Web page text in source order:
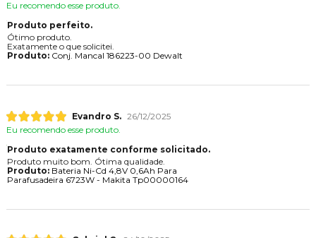
Eu recomendo esse produto.
Produto perfeito.
Ótimo produto.
Exatamente o que solicitei.
Produto:Conj. Mancal 186223-00 Dewalt
Evandro S. 26/12/2025
Eu recomendo esse produto.
Produto exatamente conforme solicitado.
Produto muito bom. Ótima qualidade.
Produto:Bateria Ni-Cd 4,8V 0,6Ah Para
Parafusadeira 6723W - Makita Tp00000164